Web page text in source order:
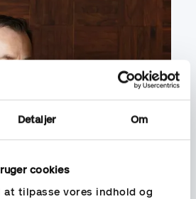
Detaljer Om
cookies
tilpasse vores indhold og